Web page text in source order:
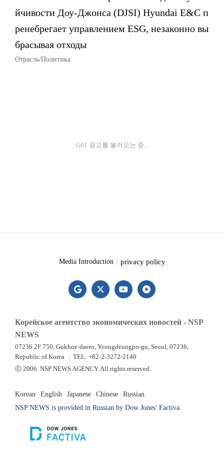
йчивости Доу-Джонса (DJSI) Hyundai E&C п
ренебрегает управлением ESG, незаконно вы
брасывая отходы
Отрасль/Политика
G01 광고를 불러오는 중...
Media Introduction privacy policy
Корейское агентство экономических новостей - NSP
NEWS
07236 2F 750, Gukhoe-daero, Yeongdeungpo-gu, Seoul, 07236,
Republic of Korea
TEL: +82-2-3272-2140
ⓒ 2006. NSP NEWS AGENCY. All rights reserved.
Korean English Japanese Chinese
Russian
NSP NEWS is provided in Russian by Dow Jones' Factiva.